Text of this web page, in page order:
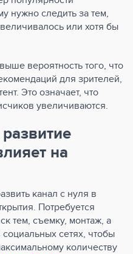
нужно следить за тем,
или хотя бы
вероятность того, что
для зрителей,
Это означает, что
увеличиваются.
на
канал с нуля в
Потребуется
тем, съемку, монтаж, а
социальных сетях, чтобы
количеству